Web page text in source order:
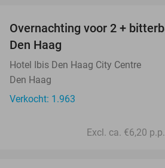
Overnachting voor 2 +
Den Haag
Hotel Ibis Den Haag City Centre
Den Haag
Verkocht: 1.963
Excl. ca. €6,20